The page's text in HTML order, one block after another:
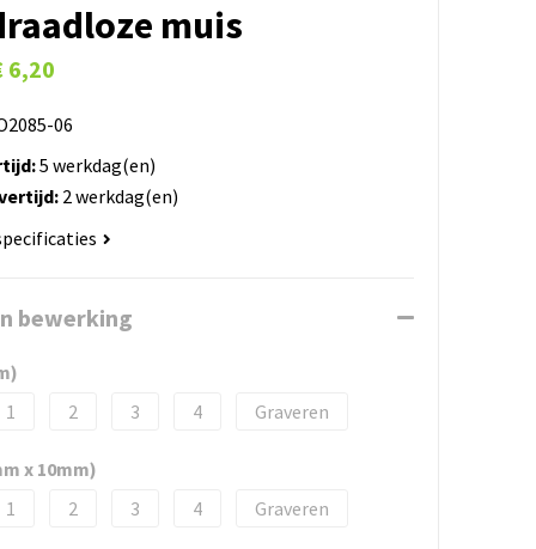
muis
6,20
06
5 werkdag(en)
2 werkdag(en)
bewerking
1
2 3 4 Graveren
x 10mm)
1
2 3 4 Graveren